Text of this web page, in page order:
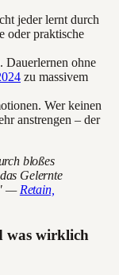
jeder lernt durch
oder praktische
Dauerlernen ohne
zu massivem
Wer keinen
anstrengen – der
bloßes
Gelernte
— Retain,
was wirklich